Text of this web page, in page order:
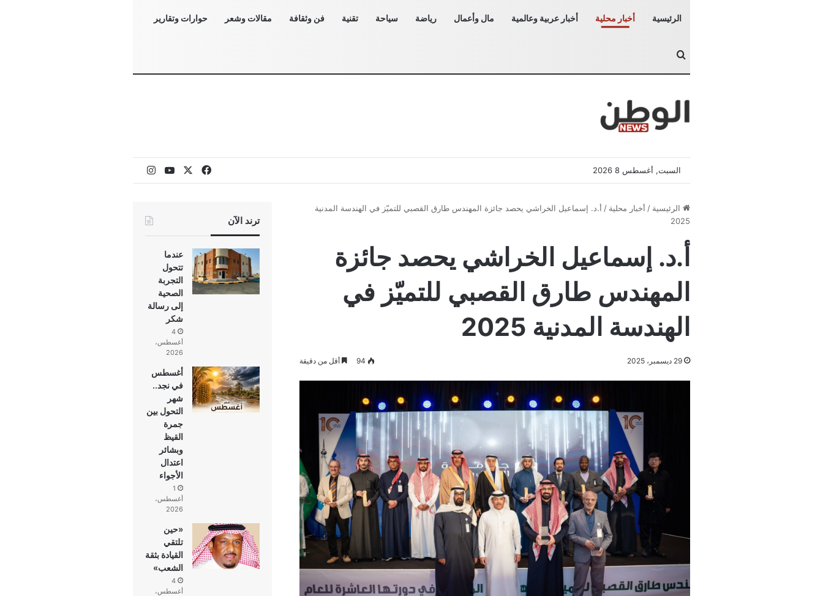
الرئيسية أخبار محلية أخبار عربية وعالمية مال وأعمال رياضة سياحة تقنية فن وثقافة مقالات وشعر حوارات وتقارير
بحث عن
السبت, أغسطس 8 2026 فيسبوك ‫YouTubeانستقرام
الرئيسية / أخبار محلية / أ.د. إسماعيل الخراشي يحصد جائزة المهندس طارق القصبي للتميّز في الهندسة المدنية
2025
أ.د. إسماعيل الخراشي يحصد جائزة
المهندس طارق القصبي للتميّز في
الهندسة المدنية 2025
29 ديسمبر، 2025 94 أقل من دقيقة
ترند الآن
عندما
تتحول
التجربة
الصحية
إلى رسالة
شكر
4
أغسطس،
2026
أغسطس
في نجد..
شهر
التحول بين
جمرة
القيظ
وبشائر
اعتدال
الأجواء
1
أغسطس،
2026
«حين
تلتقي
القيادة بثقة
الشعب»
4
أغسطس،